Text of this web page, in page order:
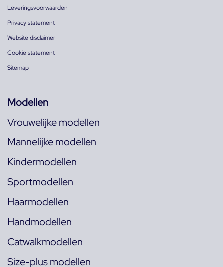
Leveringsvoorwaarden
Privacy statement
Website disclaimer
Cookie statement
Sitemap
Modellen
Vrouwelijke modellen
Mannelijke modellen
Kindermodellen
Sportmodellen
Haarmodellen
Handmodellen
Catwalkmodellen
Size-plus modellen